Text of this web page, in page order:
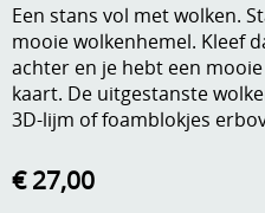
DVD-CD
Embossen
Handige extra's
Hechtingsmaterialen
Anders creatief
Gastenboek
Een stans vol met wolken.
mooie wolkenhemel. Kleef
achter en je hebt een
kaart. De uitgestanste
3D-lijm of foamblokjes
€ 27,00